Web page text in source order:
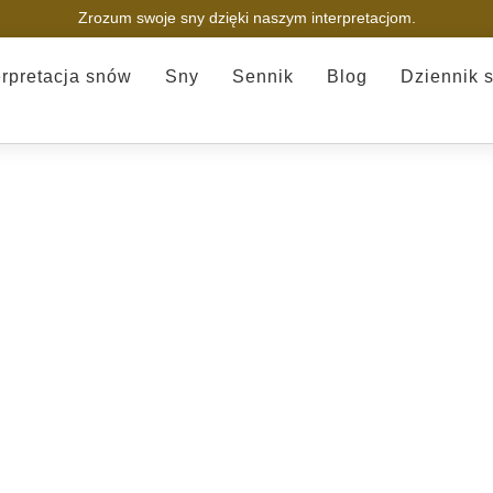
Zrozum swoje sny dzięki naszym interpretacjom.
snów Sny Sennik Blog Dziennik